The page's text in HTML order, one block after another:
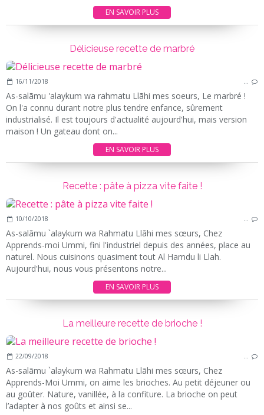
EN SAVOIR PLUS
Délicieuse recette de marbré
16/11/2018 …
As-salãmu 'alaykum wa rahmatu Llãhi mes soeurs, Le marbré !
On l'a connu durant notre plus tendre enfance, sûrement
industrialisé. Il est toujours d'actualité aujourd'hui, mais version
maison ! Un gateau dont on...
EN SAVOIR PLUS
Recette : pâte à pizza vite faite !
10/10/2018 …
As-salãmu `alaykum wa Rahmatu Llãhi mes sœurs, Chez
Apprends-moi Ummi, fini l'industriel depuis des années, place au
naturel. Nous cuisinons quasiment tout Al Hamdu li Llah.
Aujourd'hui, nous vous présentons notre...
EN SAVOIR PLUS
La meilleure recette de brioche !
22/09/2018 …
As-salãmu `alaykum wa Rahmatu Llãhi mes sœurs, Chez
Apprends-Moi Ummi, on aime les brioches. Au petit déjeuner ou
au goûter. Nature, vanillée, à la confiture. La brioche on peut
l’adapter à nos goûts et ainsi se...